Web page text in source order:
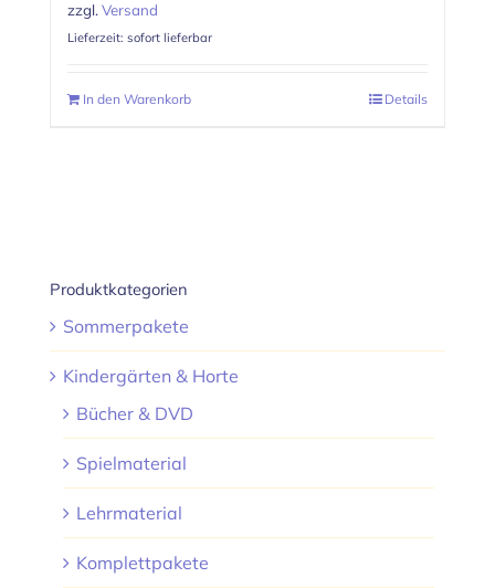
zzgl. Versand
Lieferzeit: sofort lieferbar
In den Warenkorb Details
Produktkategorien
Sommerpakete
Kindergärten & Horte
Bücher & DVD
Spielmaterial
Lehrmaterial
Komplettpakete